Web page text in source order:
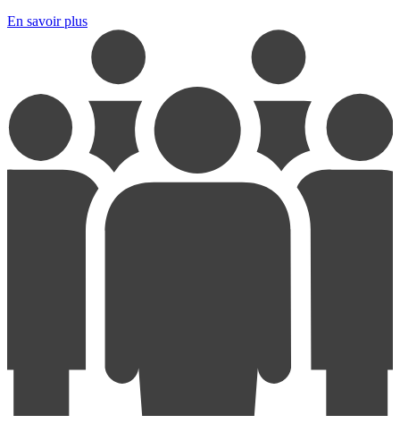
En savoir plus